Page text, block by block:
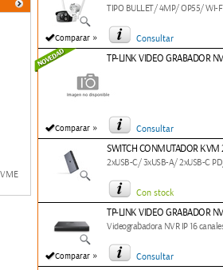
Comparar »
TIPO BULLET/ 4MP/ OP55/ WI-
Consultar
Comparar »
TP-LINK VIDEO GRABADOR
Consultar
SWITCH CONMUTADOR
2xUSB-C/ 3xUSB-A/ 2xUSB-C
Con stock
Comparar »
TP-LINK VIDEO GRABADOR
Videograbadora NVR IP 16
Consultar